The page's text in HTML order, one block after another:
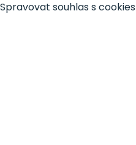
Spravovat souhlas s cookies